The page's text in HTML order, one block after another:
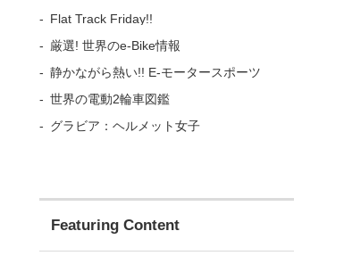
Flat Track Friday!!
厳選! 世界のe-Bike情報
静かながら熱い!! E-モータースポーツ
世界の電動2輪車図鑑
グラビア：ヘルメット女子
Featuring Content